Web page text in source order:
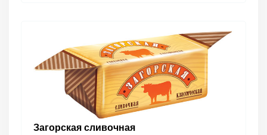
Загорская сливочная